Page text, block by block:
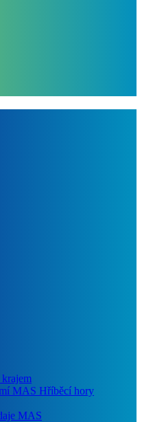
MAS Hříběcí hory
MAS